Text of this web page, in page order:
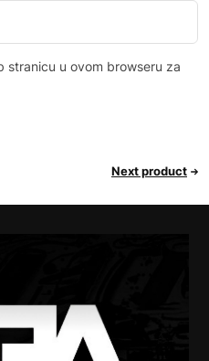
stranicu u ovom browseru za
Next product